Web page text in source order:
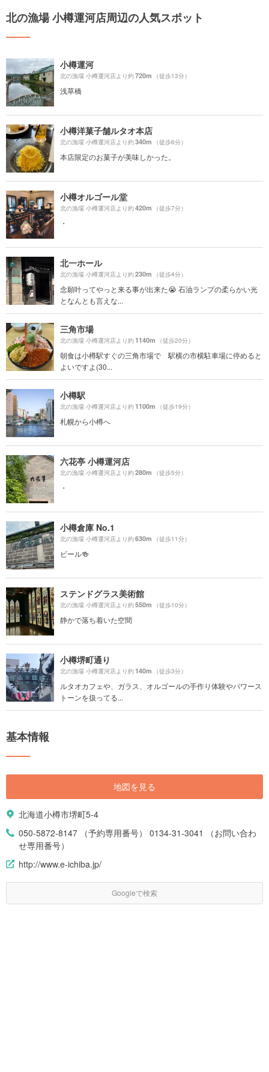
北の漁場 小樽運河店周辺の人気スポット
小樽運河
北の漁場 小樽運河店より約720m （徒歩13分）
浅草橋
小樽洋菓子舗ルタオ本店
北の漁場 小樽運河店より約340m （徒歩6分）
本店限定のお菓子が美味しかった。
小樽オルゴール堂
北の漁場 小樽運河店より約420m （徒歩7分）
・
北一ホール
北の漁場 小樽運河店より約230m （徒歩4分）
念願叶ってやっと来る事が出来た😭 石油ランプの柔らかい光
となんとも言えな...
三角市場
北の漁場 小樽運河店より約1140m （徒歩20分）
朝食は小樽駅すぐの三角市場で 駅横の市横駐車場に停めると
よいですよ(30...
小樽駅
北の漁場 小樽運河店より約1100m （徒歩19分）
札幌から小樽へ
六花亭 小樽運河店
北の漁場 小樽運河店より約280m （徒歩5分）
・
小樽倉庫 No.1
北の漁場 小樽運河店より約630m （徒歩11分）
ビール🍻
ステンドグラス美術館
北の漁場 小樽運河店より約550m （徒歩10分）
静かで落ち着いた空間
小樽堺町通り
北の漁場 小樽運河店より約140m （徒歩3分）
ルタオカフェや、ガラス、オルゴールの手作り体験やパワース
トーンを扱ってる...
基本情報
地図を見る
北海道小樽市堺町5-4
050-5872-8147 （予約専用番号） 0134-31-3041 （お問い合わ
せ専用番号）
http://www.e-ichiba.jp/
Googleで検索